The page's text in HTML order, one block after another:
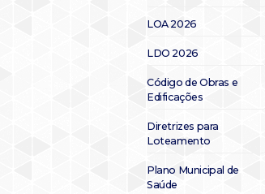
LOA 2026
LDO 2026
Código de Obras e
Edificações
Diretrizes para
Loteamento
Plano Municipal de
Saúde